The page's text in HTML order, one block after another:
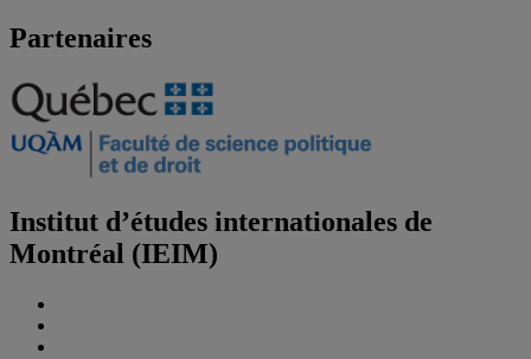
Partenaires
Institut d’études internationales de
Montréal (IEIM)